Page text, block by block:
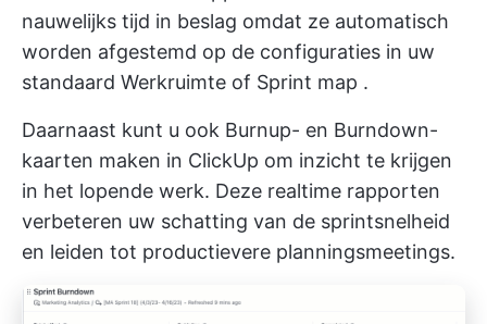
nauwelijks tijd in beslag omdat ze automatisch
worden afgestemd op de configuraties in uw
standaard Werkruimte of Sprint map .
Daarnaast kunt u ook Burnup- en Burndown-
kaarten maken in ClickUp om inzicht te krijgen
in het lopende werk. Deze realtime rapporten
verbeteren uw schatting van de sprintsnelheid
en leiden tot productievere planningsmeetings.